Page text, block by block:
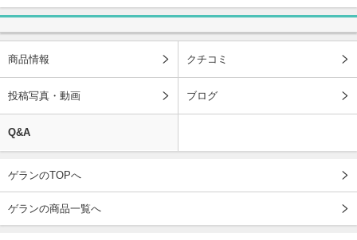
商品情報 クチコミ
投稿写真・動画 ブログ
Q&A
ゲランのTOPへ
ゲランの商品一覧へ